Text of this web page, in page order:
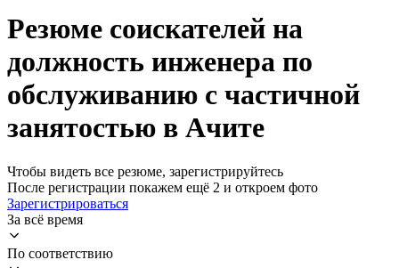
Резюме соискателей на
должность инженера по
обслуживанию с частичной
занятостью в Ачите
Чтобы видеть все резюме, зарегистрируйтесь
После регистрации покажем ещё 2 и откроем фото
Зарегистрироваться
За всё время
По соответствию